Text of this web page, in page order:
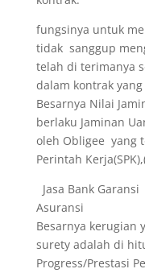
fungsinya untuk
tidak sanggup
telah di terimanya
dalam kontrak
Besarnya Nilai
berlaku Jaminan
oleh Obligee yang
Perintah
Jasa Bank
Asuransi
Besarnya kerugian
surety adalah di
Progress/Prestasi